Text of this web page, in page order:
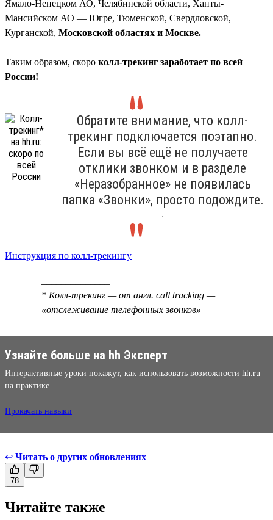
Ямало-Ненецком АО, Челябинской области, Ханты-
Мансийском АО — Югре, Тюменской, Свердловской,
Курганской, Московской областях и Москве.
Таким образом, скоро колл-трекинг заработает по всей
России!
Обратите внимание, что колл-
трекинг подключается поэтапно.
Если вы всё ещё не получаете
отклики звонком и в разделе
«Неразобранное» не появилась
папка «Звонки», просто подождите.
.
Инструкция по колл-трекингу
* Колл-трекинг — от англ. call tracking —
«отслеживание телефонных звонков»
Узнайте больше на hh Эксперт
Интерактивные уроки покажут, как использовать возможности hh.ru
на практике
Прокачать навыки
↩ Читать о других обновлениях
78
Читайте также